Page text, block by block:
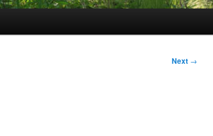
Next →